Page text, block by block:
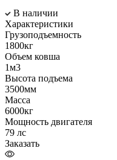
В наличии
Характеристики
Грузоподъемность
1800кг
Объем ковша
1м3
Высота подъема
3500мм
Масса
6000кг
Мощность двигателя
79 лс
Заказать